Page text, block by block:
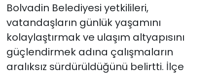
Bolvadin Belediyesi yetkilileri,
vatandaşların günlük yaşamını
kolaylaştırmak ve ulaşım altyapısını
güçlendirmek adına çalışmaların
aralıksız sürdürüldüğünü belirtti. İlçe